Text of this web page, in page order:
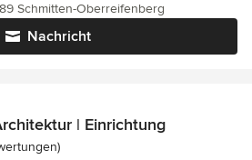
Nachricht
Schmitten-Oberreifenberg
| Einrichtung
4.7 von 5 Sternen